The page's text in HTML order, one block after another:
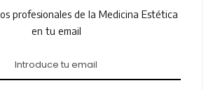
profesionales de la Medicina Estética
en tu email